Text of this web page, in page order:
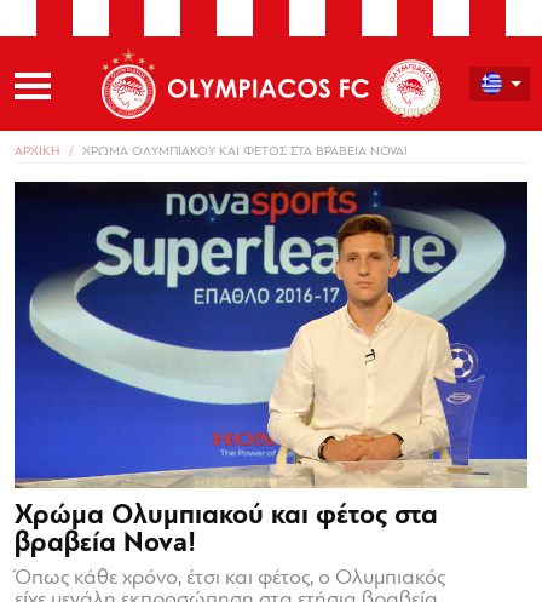
ΑΡΧΙΚΗ ΧΡΩΜΑ ΟΛΥΜΠΙΑΚΟΥ ΚΑΙ ΦΕΤΟΣ ΣΤΑ ΒΡΑΒΕΙΑ NOVA!
Χρώμα Ολυμπιακού και φέτος στα
βραβεία Nova!
Όπως κάθε χρόνο, έτσι και φέτος, ο Ολυμπιακός